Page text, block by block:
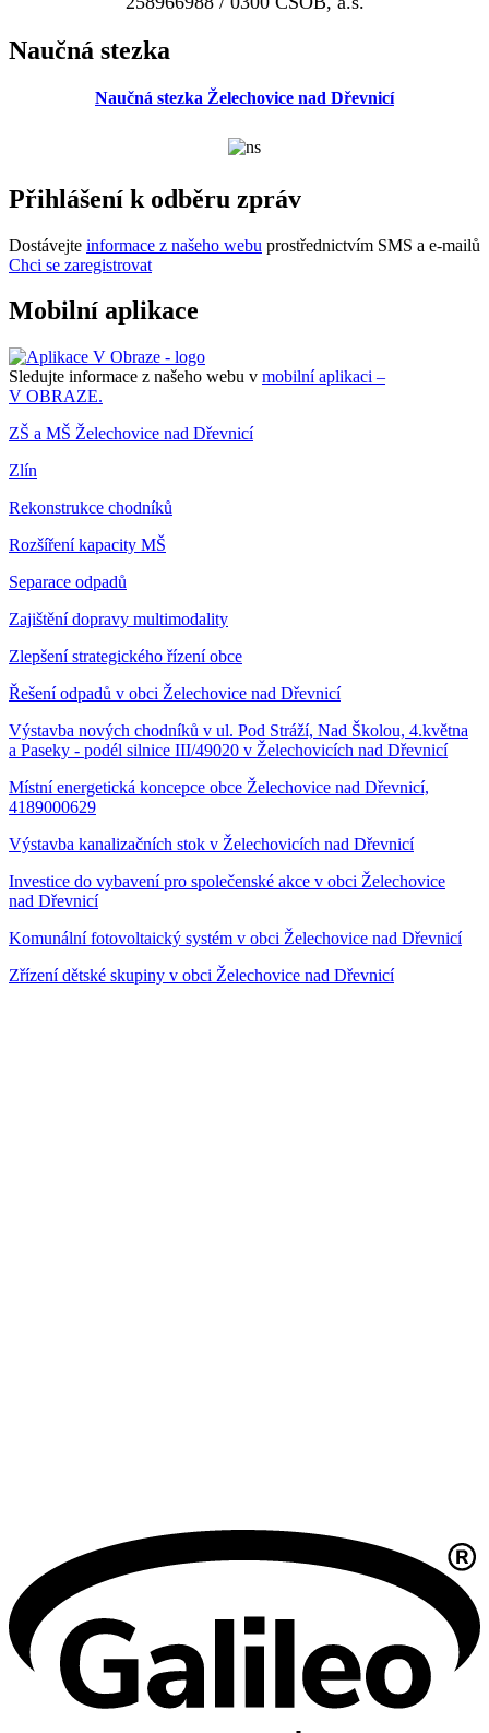
Naučná stezka
Naučná stezka Želechovice nad Dřevnicí
Přihlášení k odběru zpráv
Dostávejte informace z našeho webu prostřednictvím SMS a e-mailů
Chci se zaregistrovat
Mobilní aplikace
Sledujte informace z našeho webu v mobilní aplikaci –
V OBRAZE.
ZŠ a MŠ Želechovice nad Dřevnicí
Zlín
Rekonstrukce chodníků
Rozšíření kapacity MŠ
Separace odpadů
Zajištění dopravy multimodality
Zlepšení strategického řízení obce
Řešení odpadů v obci Želechovice nad Dřevnicí
Výstavba nových chodníků v ul. Pod Stráží, Nad Školou, 4.května
a Paseky - podél silnice III/49020 v Želechovicích nad Dřevnicí
Místní energetická koncepce obce Želechovice nad Dřevnicí,
4189000629
Výstavba kanalizačních stok v Želechovicích nad Dřevnicí
Investice do vybavení pro společenské akce v obci Želechovice
nad Dřevnicí
Komunální fotovoltaický systém v obci Želechovice nad Dřevnicí
Zřízení dětské skupiny v obci Želechovice nad Dřevnicí